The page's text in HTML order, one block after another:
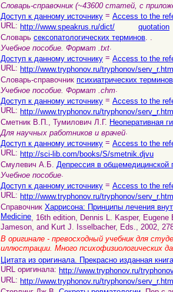
Словарь-справочник (~43600 статей, с
Доступ к данному источнику = Access to the
URL: http://www.speakrus.ru/dict/
quotation
Словарь сексопатологических терминов. .
Учебное пособие. Формат .txt.
Доступ к данному источнику = Access to the
URL: http://www.tryphonov.ru/tryphonov/
Словарь-справочник психиатрических терминов
Учебное пособие. Формат .chm.
Доступ к данному источнику = Access to the
URL: http://www.tryphonov.ru/tryphonov/
Сметник В.П., Тумилович Л.Г. Неоперативная
Для научных работников и врачей.
Доступ к данному источнику = Access to the
URL: http://sci-lib.com/books/S/smetnik.djvu
Смулевич А.Б. Депрессия в общемедицинской
Учебное пособие.
Доступ к данному источнику = Access to the
URL: http://www.tryphonov.ru/tryphonov/
Справочник Харрисона: Принципы лечения
Medicine, 16th edition, Dennis L. Kasper,
Jameson, and Kurt J. Isselbacher, Eds., 2002,
В оригинале - превосходный учебник для
иллюстрации. Много психофизиологических
Цитата из оригинала. Прекрасно изданная
URL оригинала: http://www.tryphonov.ru/
URL: http://www.tryphonov.ru/tryphonov/